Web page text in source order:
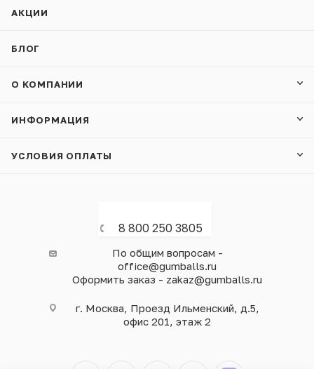
АКЦИИ
БЛОГ
О КОМПАНИИ
ИНФОРМАЦИЯ
УСЛОВИЯ ОПЛАТЫ
8 800 250 3805
По общим вопросам -
office@gumballs.ru
Оформить заказ - zakaz@gumballs.ru
г. Москва, Проезд Ильменский, д.5,
офис 201, этаж 2